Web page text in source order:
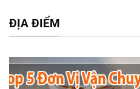
ĐỊA ĐIỂM